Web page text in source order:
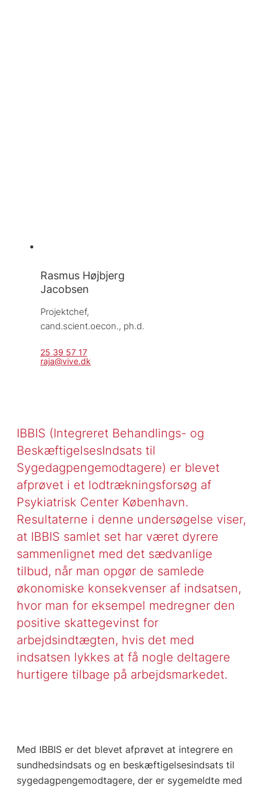
Rasmus Højbjerg
Jacobsen
Projektchef,
cand.scient.oecon., ph.d.
25 39 57 17
raja@vive.dk
IBBIS (Integreret Behandlings- og
BeskæftigelsesIndsats til
Sygedagpengemodtagere) er blevet
afprøvet i et lodtrækningsforsøg af
Psykiatrisk Center København.
Resultaterne i denne undersøgelse viser,
at IBBIS samlet set har været dyrere
sammenlignet med det sædvanlige
tilbud, når man opgør de samlede
økonomiske konsekvenser af indsatsen,
hvor man for eksempel medregner den
positive skattegevinst for
arbejdsindtægten, hvis det med
indsatsen lykkes at få nogle deltagere
hurtigere tilbage på arbejdsmarkedet.
Med IBBIS er det blevet afprøvet at integrere en
sundhedsindsats og en beskæftigelses­indsats til
sygedagpengemodtagere, der er sygemeldte med